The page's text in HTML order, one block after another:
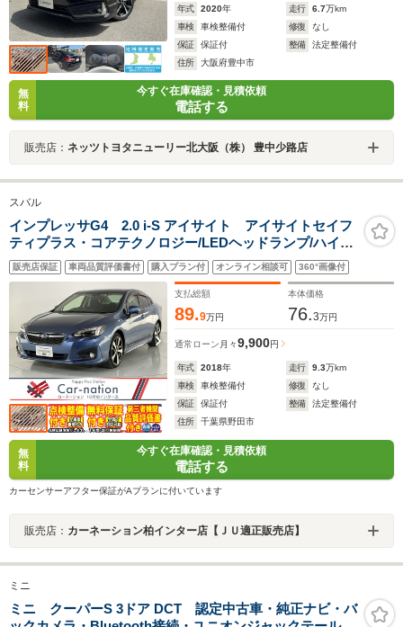
年式 2020年 走行 6.7万km
車検
車検整備付 修復
なし
保証
保証付 整備
法定整備付
住所
大阪府豊中市
無
料
今すぐ在庫確認・見積依頼
電話する
販売店： ネッツトヨタニューリー北大阪（株） 豊中少路店
スバル
インプレッサG4 2.0 i-S アイサイト アイサイトセイフ
ティプラス・コアテクノロジー/LEDヘッドランプ/ハイビ
ームアシスト/後側方警戒/前席パワーシート/サイド・バッ
クカメラ/純正DIATONEビルトインナビ/ETC2.0/純正ドラ
販売店保証 車両品質評価書付 購入プラン付 オンライン相談可 360°画像付
支払総額
89.9万円
本体価格
76.3万円
通常ローン 月々9,900円
年式 2018年 走行 9.3万km
車検
車検整備付 修復
なし
保証
保証付 整備
法定整備付
住所
千葉県野田市
無
料
今すぐ在庫確認・見積依頼
電話する
カーセンサーアフター保証がAプランに付いています
販売店： カーネーション柏インター店【ＪＵ適正販売店】
ミニ
ミニ クーパーS 3ドア DCT 認定中古車・純正ナビ・バ